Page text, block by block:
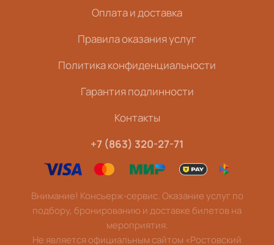
Оплата и доставка
Правила оказания услуг
Политика конфиденциальности
Гарантия подлинности
Контакты
+7 (863) 320-27-71
Внимание! Консьерж-сервис. Оказание услуг по
подбору, бронированию и доставке билетов на
мероприятия.
Не является официальным сайтом «Ростовский